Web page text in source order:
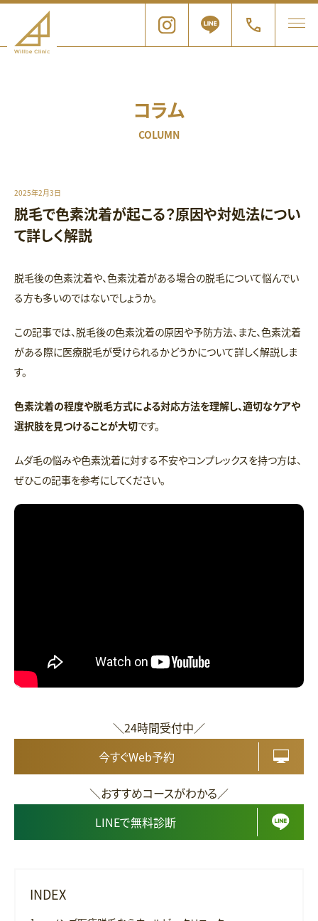
コラム
COLUMN
2025年2月3日
脱毛で色素沈着が起こる？原因や対処法につい
て詳しく解説
脱毛後の色素沈着や、色素沈着がある場合の脱毛について悩んでい
る方も多いのではないでしょうか。
この記事では、脱毛後の色素沈着の原因や予防方法、また、色素沈着
がある際に医療脱毛が受けられるかどうかについて詳しく解説しま
す。
色素沈着の程度や脱毛方式による対応方法を理解し、適切なケアや
選択肢を見つけることが大切です。
ムダ毛の悩みや色素沈着に対する不安やコンプレックスを持つ方は、
ぜひこの記事を参考にしてください。
＼24時間受付中／
今すぐWeb予約
＼おすすめコースがわかる／
LINEで無料診断
INDEX